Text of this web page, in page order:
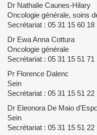
Dr Nathalie Caunes-Hilary
Oncologie générale, soins
Secrétariat : 05 31 15 60 18
Dr Ewa Anna Cottura
Oncologie générale
Secrétariat : 05 31 15 51 71
Pr Florence Dalenc
Sein
Secrétariat : 05 31 15 51 22
Dr Eleonora De Maio
Sein
Secrétariat : 05 31 15 51 22